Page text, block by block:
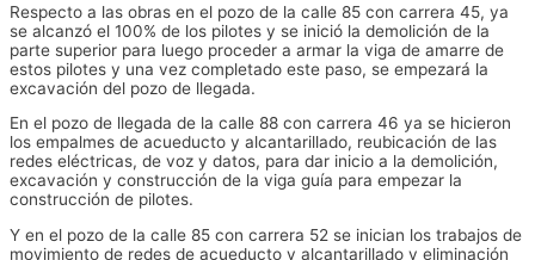
Respecto a las obras en el pozo de la calle 85 con carrera 45, ya
se alcanzó el 100% de los pilotes y se inició la demolición de la
parte superior para luego proceder a armar la viga de amarre de
estos pilotes y una vez completado este paso, se empezará la
excavación del pozo de llegada.
En el pozo de llegada de la calle 88 con carrera 46 ya se hicieron
los empalmes de acueducto y alcantarillado, reubicación de las
redes eléctricas, de voz y datos, para dar inicio a la demolición,
excavación y construcción de la viga guía para empezar la
construcción de pilotes.
Y en el pozo de la calle 85 con carrera 52 se inician los trabajos de
movimiento de redes de acueducto y alcantarillado y eliminación